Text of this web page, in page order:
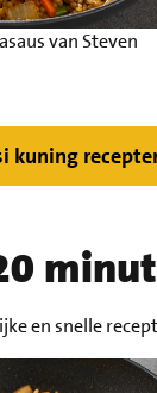
van Steven
kuning
en snelle